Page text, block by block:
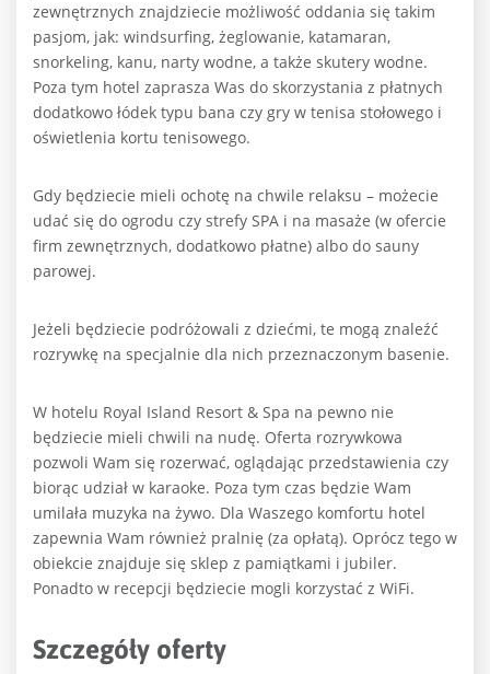
zewnętrznych znajdziecie możliwość oddania się takim
pasjom, jak: windsurfing, żeglowanie, katamaran,
snorkeling, kanu, narty wodne, a także skutery wodne.
Poza tym hotel zaprasza Was do skorzystania z płatnych
dodatkowo łódek typu bana czy gry w tenisa stołowego i
oświetlenia kortu tenisowego.
Gdy będziecie mieli ochotę na chwile relaksu – możecie
udać się do ogrodu czy strefy SPA i na masaże (w ofercie
firm zewnętrznych, dodatkowo płatne) albo do sauny
parowej.
Jeżeli będziecie podróżowali z dziećmi, te mogą znaleźć
rozrywkę na specjalnie dla nich przeznaczonym basenie.
W hotelu Royal Island Resort & Spa na pewno nie
będziecie mieli chwili na nudę. Oferta rozrywkowa
pozwoli Wam się rozerwać, oglądając przedstawienia czy
biorąc udział w karaoke. Poza tym czas będzie Wam
umilała muzyka na żywo. Dla Waszego komfortu hotel
zapewnia Wam również pralnię (za opłatą). Oprócz tego w
obiekcie znajduje się sklep z pamiątkami i jubiler.
Ponadto w recepcji będziecie mogli korzystać z WiFi.
Szczegóły oferty